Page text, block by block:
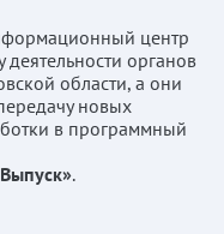
центр
органов
области, а они
новых
в программный
.